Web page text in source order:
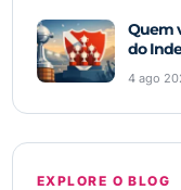
Quem
do
4 ago
EXPLORE O BLOG